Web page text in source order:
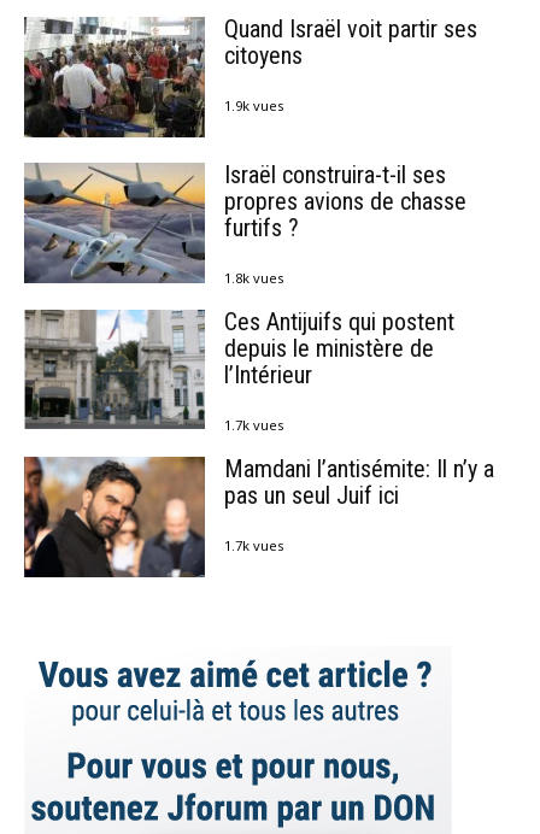
Quand Israël voit partir ses
citoyens
1.9k vues
Israël construira-t-il ses
propres avions de chasse
furtifs ?
1.8k vues
Ces Antijuifs qui postent
depuis le ministère de
l’Intérieur
1.7k vues
Mamdani l’antisémite: Il n’y a
pas un seul Juif ici
1.7k vues